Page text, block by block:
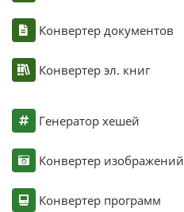
Конвертер документов
Конвертер эл. книг
Генератор хешей
Конвертер изображений
Конвертер программ